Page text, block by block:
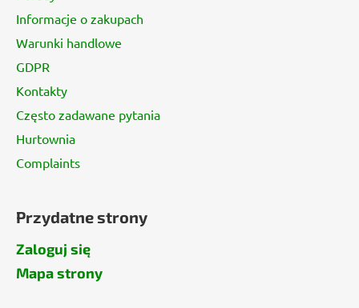
Informacje o zakupach
Warunki handlowe
GDPR
Kontakty
Często zadawane pytania
Hurtownia
Complaints
Przydatne strony
Zaloguj się
Mapa strony